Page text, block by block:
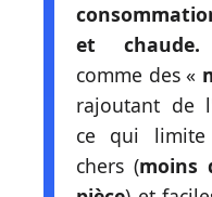
et
comme des «
rajoutant de
ce qui
chers (moins